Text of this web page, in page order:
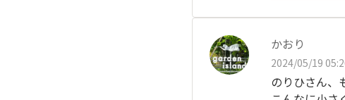
かおり
2024/05/19
のりひさん、